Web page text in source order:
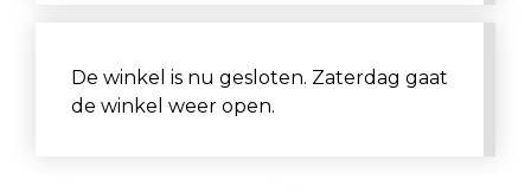
De winkel is nu gesloten. Zaterdag gaat
de winkel weer open.